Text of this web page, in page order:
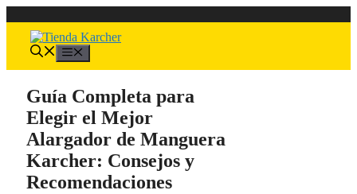
al
contenido
Guía Completa para
Elegir el Mejor
Alargador de Manguera
Karcher: Consejos y
Recomendaciones